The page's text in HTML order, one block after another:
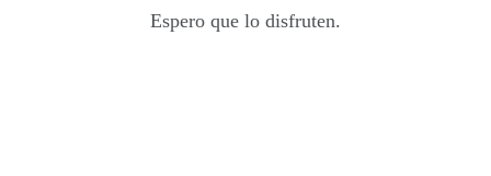
Espero que lo disfruten.